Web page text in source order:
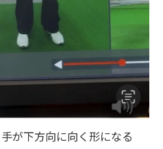
が下方向に向く形になる